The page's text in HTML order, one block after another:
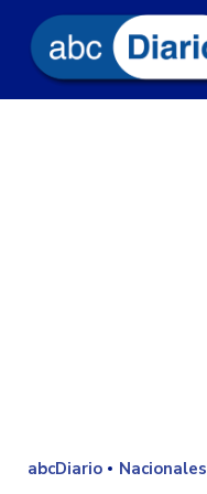
abcDiario Nacionales